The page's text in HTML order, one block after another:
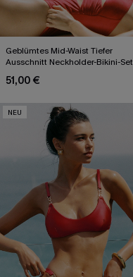
Geblümtes Mid-Waist Tiefer
Ausschnitt Neckholder-Bikini-Set
51,00 €
NEU